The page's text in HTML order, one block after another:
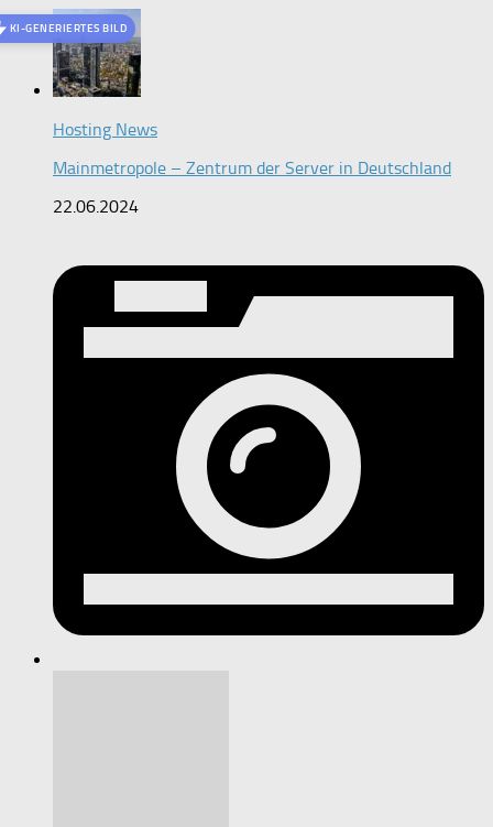
KI-GENERIERTES BILD
Hosting News
Mainmetropole – Zentrum der Server in Deutschland
22.06.2024